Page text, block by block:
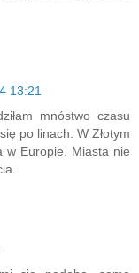
13:21
mnóstwo czasu
po linach. W Złotym
w Europie. Miasta nie